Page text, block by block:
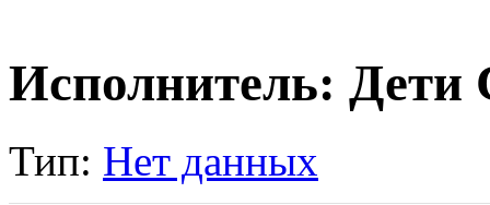
Исполнитель: Дети
Тип: Нет данных